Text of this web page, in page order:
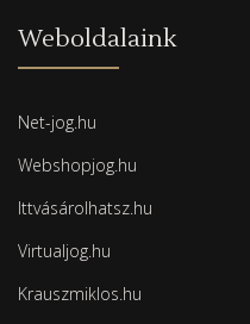
Weboldalaink
Net-jog.hu
Webshopjog.hu
Ittvásárolhatsz.hu
Virtualjog.hu
Krauszmiklos.hu